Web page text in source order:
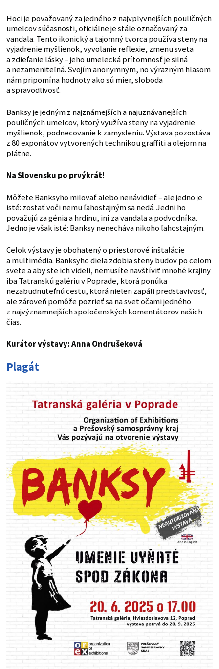
Hoci je považovaný za jedného z najvplyvnejších pouličných
umelcov súčasnosti, oficiálne je stále označovaný za
vandala. Tento ikonický a tajomný tvorca používa steny na
vyjadrenie myšlienok, vyvolanie reflexie, zmenu sveta
a zdieľanie lásky – jeho umelecká prítomnosť je silná
a nezameniteľná. Svojím anonymným, no výrazným hlasom
nám pripomína hodnoty ako sú mier, sloboda
a spravodlivosť.
Banksy je jedným z najznámejších a najuznávanejších
pouličných umelcov, ktorý využíva steny na vyjadrenie
myšlienok, podnecovanie k zamysleniu. Výstava pozostáva
z 80 exponátov vytvorených technikou graffiti a olejom na
plátne.
Na Slovensku po prvýkrát!
Môžete Banksyho milovať alebo nenávidieť – ale jedno je
isté: zostať voči nemu ľahostajným sa nedá. Jedni ho
považujú za génia a hrdinu, iní za vandala a podvodníka.
Jedno je však isté: Banksy nenecháva nikoho ľahostajným.
Celok výstavy je obohatený o priestorové inštalácie
a multimédia. Banksyho diela zdobia steny budov po celom
svete a aby ste ich videli, nemusíte navštíviť mnohé krajiny
iba Tatranskú galériu v Poprade, ktorá ponúka
nezabudnuteľnú cestu, ktorá nielen zapáli predstavivosť,
ale zároveň pomôže pozrieť sa na svet očami jedného
z najvýznamnejších spoločenských komentátorov našich
čias.
Kurátor výstavy: Anna Ondrušeková
Plagát